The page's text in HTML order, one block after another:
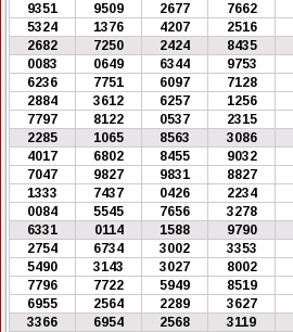
9351
9509 2677 7662
5324
1376 4207 2516
2682
7250 2424 8435
0083
0649 6344 9753
6236
7751 6097 7128
2884
3612 6257 1256
7797
8122 0537 2315
2285
1065 8563 3086
4017
6802 8455 9032
7047
9827 9831 8827
1333
7437 0426 2234
0084
5545 7656 3278
6331
0114 1588 9790
2754
6734 3002 3353
5490
3143 3027 8002
7796
7722 5949 8519
6955
2564 2289 3627
3366
6954 2568 3119